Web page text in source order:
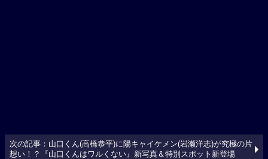
次の記事：山口くん(高橋恭平)に陽キャイケメン(岩瀬洋志)が究極の片
想い！？『山口くんはワルくない』新写真＆特別スポット新登場